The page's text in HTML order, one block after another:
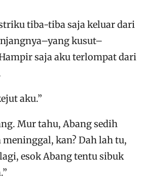
tiba-tiba saja keluar dari
kusut–
saja aku terlompat dari
aku.”
Mur tahu, Abang sedih
meninggal, kan? Dah lah tu,
esok Abang tentu sibuk